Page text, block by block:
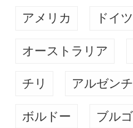
アメリカ ドイツ
オーストラリア
チリ アルゼン
ボルドー ブル